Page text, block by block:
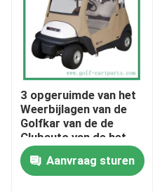
3 opgeruimde van het
Weerbijlagen van de
Golfkar van de de
Clubauto van de het
Golfkar Dekking 2
PersoonAanvraag sturen